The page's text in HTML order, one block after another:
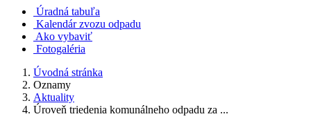
Úradná tabuľa
Kalendár zvozu odpadu
Ako vybaviť
Fotogaléria
Úvodná stránka
Oznamy
Aktuality
Úroveň triedenia komunálneho odpadu za ...